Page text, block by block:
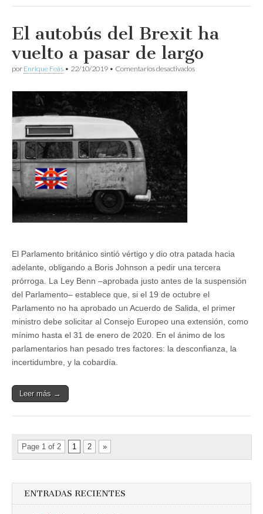
El autobús del Brexit ha
vuelto a pasar de largo
por Enrique Feás • 22/10/2019 • Comentarios desactivadosen
El Parlamento británico sintió vértigo y dio otra patada hacia
adelante, obligando a Boris Johnson a pedir una tercera
prórroga. La Ley Benn –aprobada justo antes de la suspensión
del Parlamento– establece que, si el 19 de octubre el
Parlamento no ha aprobado un Acuerdo de Salida, el primer
ministro debe solicitar al Consejo Europeo una extensión, como
mínimo hasta el 31 de enero de 2020. En el ánimo de los
parlamentarios han pesado tres factores: la desconfianza, la
incertidumbre, y la cobardía.
Leer más →
Page 1 of 2 1 2 »
ENTRADAS RECIENTES